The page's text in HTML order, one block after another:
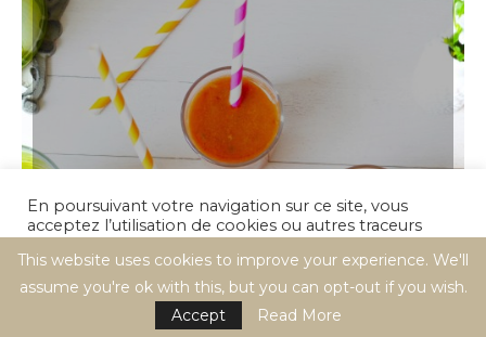
RECETTES
FARANDOLE DE JUS « BIEN-ÊTRE »
This website uses cookies to improve your experience. We'll
assume you're ok with this, but you can opt-out if you wish.
Accept
Read More
En poursuivant votre navigation sur ce site, vous
acceptez l’utilisation de cookies ou autres traceurs
Cookie settings ACCEPT